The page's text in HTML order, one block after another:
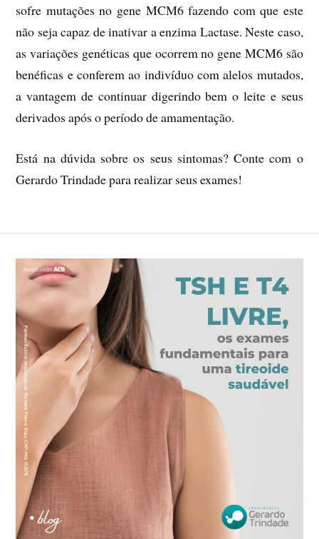
sofre mutações no gene MCM6 fazendo com que este
não seja capaz de inativar a enzima Lactase. Neste caso,
as variações genéticas que ocorrem no gene MCM6 são
benéficas e conferem ao indivíduo com alelos mutados,
a vantagem de continuar digerindo bem o leite e seus
derivados após o período de amamentação.
Está na dúvida sobre os seus sintomas? Conte com o
Gerardo Trindade para realizar seus exames!